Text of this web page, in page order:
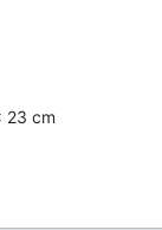
23 cm